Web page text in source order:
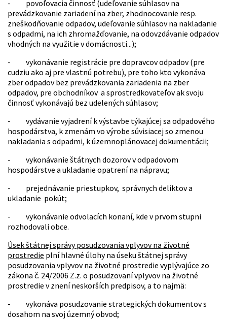
- povoľovacia činnosť (udeľovanie súhlasov na
prevádzkovanie zariadení na zber, zhodnocovanie resp.
zneškodňovanie odpadov, udeľovanie súhlasov na nakladanie
s odpadmi, na ich zhromažďovanie, na odovzdávanie odpadov
vhodných na využitie v domácnosti...);
- vykonávanie registrácie pre dopravcov odpadov (pre
cudziu ako aj pre vlastnú potrebu), pre toho kto vykonáva
zber odpadov bez prevádzkovania zariadenia na zber
odpadov, pre obchodníkov a sprostredkovateľov ak svoju
činnosť vykonávajú bez udelených súhlasov;
- vydávanie vyjadrení k výstavbe týkajúcej sa odpadového
hospodárstva, k zmenám vo výrobe súvisiacej so zmenou
nakladania s odpadmi, k územnoplánovacej dokumentácii;
- vykonávanie štátnych dozorov v odpadovom
hospodárstve a ukladanie opatrení na nápravu;
- prejednávanie priestupkov, správnych deliktov a
ukladanie pokút;
- vykonávanie odvolacích konaní, kde v prvom stupni
rozhodovali obce.
Úsek štátnej správy posudzovania vplyvov na životné
prostredie plní hlavné úlohy na úseku štátnej správy
posudzovania vplyvov na životné prostredie vyplývajúce zo
zákona č. 24/2006 Z.z. o posudzovaní vplyvov na životné
prostredie v znení neskorších predpisov, a to najmä:
- vykonáva posudzovanie strategických dokumentov s
dosahom na svoj územný obvod;